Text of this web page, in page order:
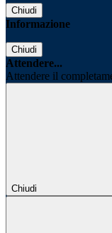
Chiudi
Informazione
Chiudi
Attendere...
Attendere il
Chiudi